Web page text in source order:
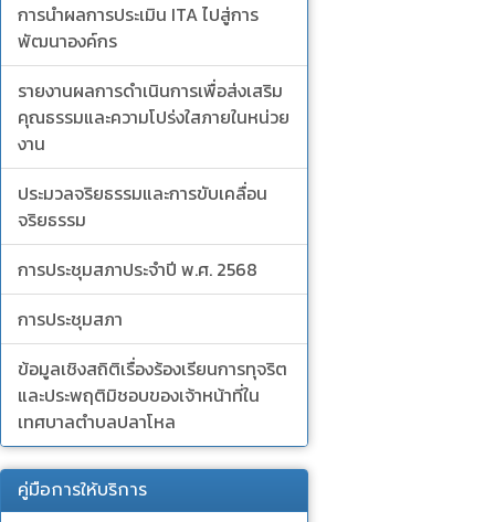
การนำผลการประเมิน ITA ไปสู่การ
พัฒนาองค์กร
รายงานผลการดำเนินการเพื่อส่งเสริม
คุณธรรมและความโปร่งใสภายในหน่วย
งาน
ประมวลจริยธรรมและการขับเคลื่อน
จริยธรรม
การประชุมสภาประจำปี พ.ศ. 2568
การประชุมสภา
ข้อมูลเชิงสถิติเรื่องร้องเรียนการทุจริต
และประพฤติมิชอบของเจ้าหน้าที่ใน
เทศบาลตำบลปลาโหล
คู่มือการให้บริการ